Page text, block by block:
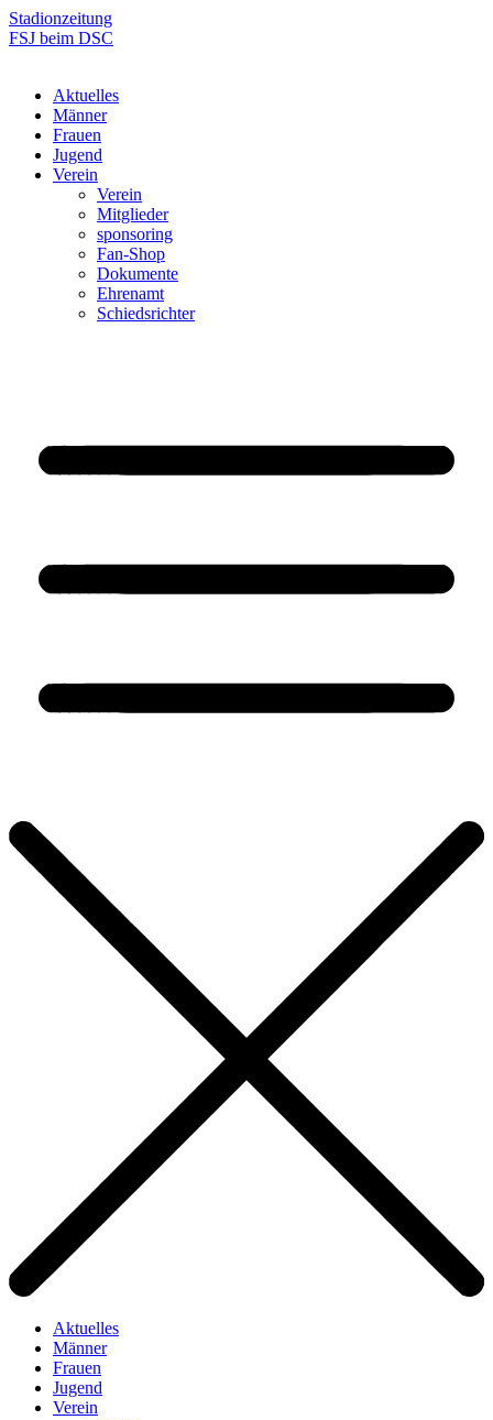
Zum
Inhalt
Stadionzeitung
FSJ beim DSC
Aktuelles
Männer
Frauen
Jugend
Verein
Verein
Mitglieder
sponsoring
Fan-Shop
Dokumente
Ehrenamt
Schiedsrichter
Aktuelles
Männer
Frauen
Jugend
Verein